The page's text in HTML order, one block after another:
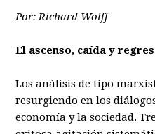
Por: Richard Wolff
El ascenso, caída y
Los análisis de tipo
resurgiendo en los
economía y la sociedad.